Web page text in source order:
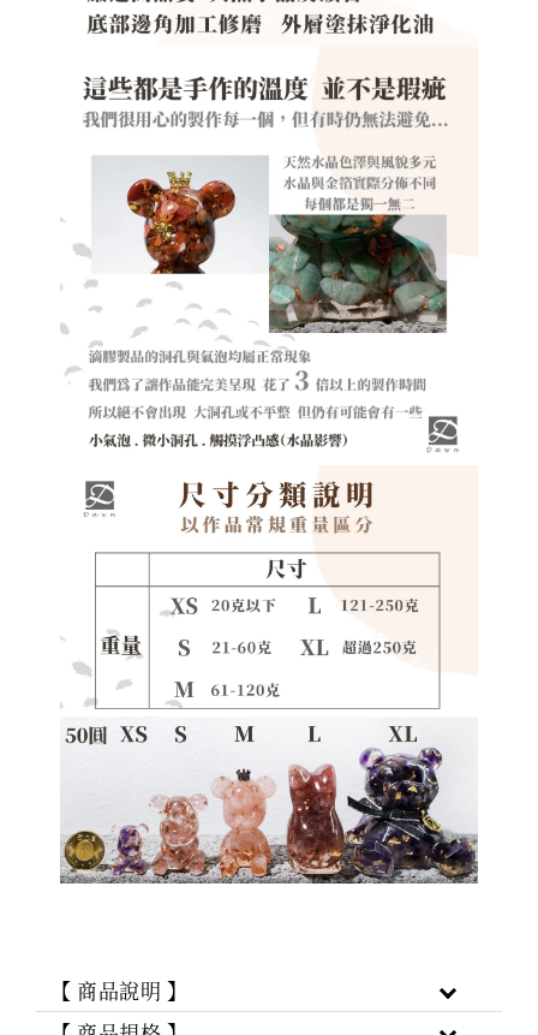
【 商品說明 】